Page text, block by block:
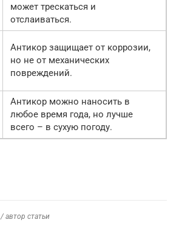
может трескаться и
отслаиваться.
Антикор защищает от коррозии,
но не от механических
повреждений.
Антикор можно наносить в
любое время года, но лучше
всего – в сухую погоду.
/ автор статьи